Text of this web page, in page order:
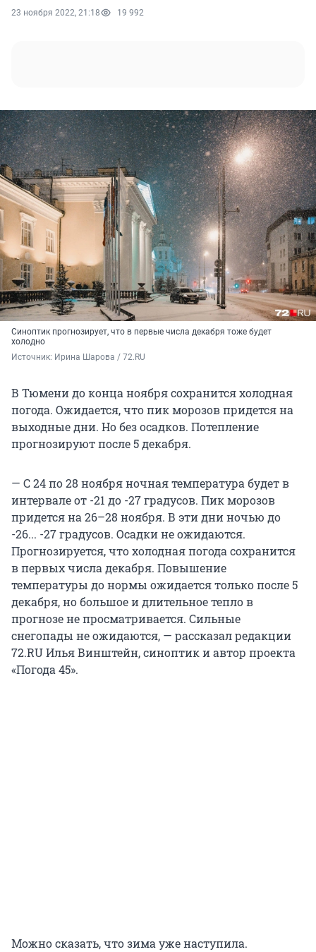
23 ноября 2022, 21:18 19 992
Синоптик прогнозирует, что в первые числа декабря тоже будет
холодно
Источник: Ирина Шарова / 72.RU
В Тюмени до конца ноября сохранится холодная
погода. Ожидается, что пик морозов придется на
выходные дни. Но без осадков. Потепление
прогнозируют после 5 декабря.
— С 24 по 28 ноября ночная температура будет в
интервале от -21 до -27 градусов. Пик морозов
придется на 26–28 ноября. В эти дни ночью до
-26... -27 градусов. Осадки не ожидаются.
Прогнозируется, что холодная погода сохранится
в первых числа декабря. Повышение
температуры до нормы ожидается только после 5
декабря, но большое и длительное тепло в
прогнозе не просматривается. Сильные
снегопады не ожидаются, — рассказал редакции
72.RU Илья Винштейн, синоптик и автор проекта
«Погода 45».
Можно сказать, что зима уже наступила.